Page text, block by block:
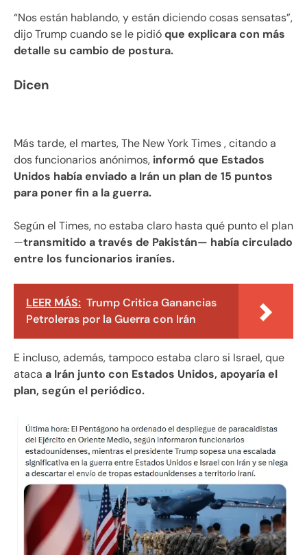
“Nos están hablando, y están diciendo cosas sensatas”,
dijo Trump cuando se le pidióque explicara con más
detalle su cambio de postura.
Dicen
Más tarde, el martes, The New York Times , citando a
dos funcionarios anónimos, informó que Estados
Unidos había enviado a Irán un plan de 15 puntos
para poner fin a la guerra.
Según el Times, no estaba claro hasta qué punto el plan
—transmitido a través de Pakistán— había circulado
entre los funcionarios iraníes.
LEER MÁS: Trump Critica Ganancias
Petroleras por la Guerra con Irán
E incluso, además, tampoco estaba claro si Israel, que
ataca a Irán junto con Estados Unidos, apoyaría el
plan, según el periódico.